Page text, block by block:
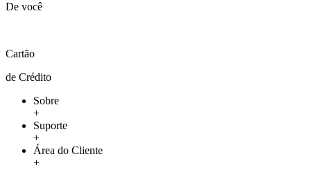
De você
Cartão
de Crédito
Sobre
+
Suporte
+
Área do Cliente
+